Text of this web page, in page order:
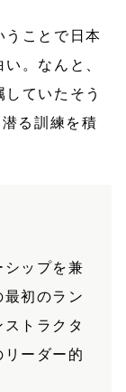
うことで日本
。なんと、
ていたそう
る訓練を積
シップを兼
初のラン
トラクタ
ーダー的